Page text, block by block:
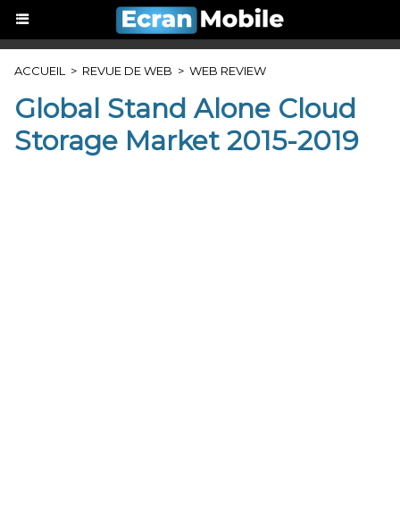
ACCUEIL > REVUE DE WEB > WEB REVIEW
Global Stand Alone Cloud
Storage Market 2015-2019